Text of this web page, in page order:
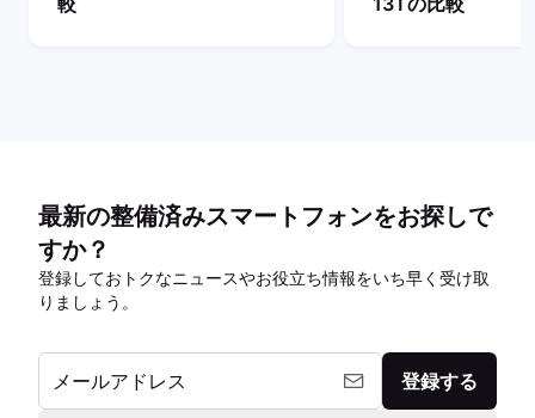
最新の整備済みスマートフォンをお探しで
すか？
登録しておトクなニュースやお役立ち情報をいち早く受け取
りましょう。
メールアドレス 登録する